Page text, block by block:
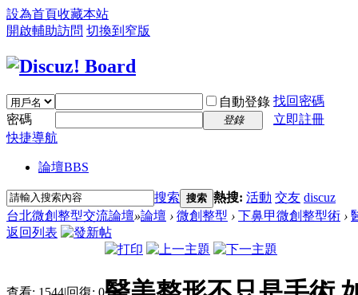
設為首頁收藏本站
開啟輔助訪問 切換到窄版
自動登錄 找回密碼
密碼
登錄
立即註冊
快捷導航
論壇BBS
搜索 搜索 熱搜: 活動 交友 discuz
台北微創整型交流論壇»論壇 › 微創整型 › 下鼻甲微創整型術 ›
返回列表
查看: 1544|回復: 0